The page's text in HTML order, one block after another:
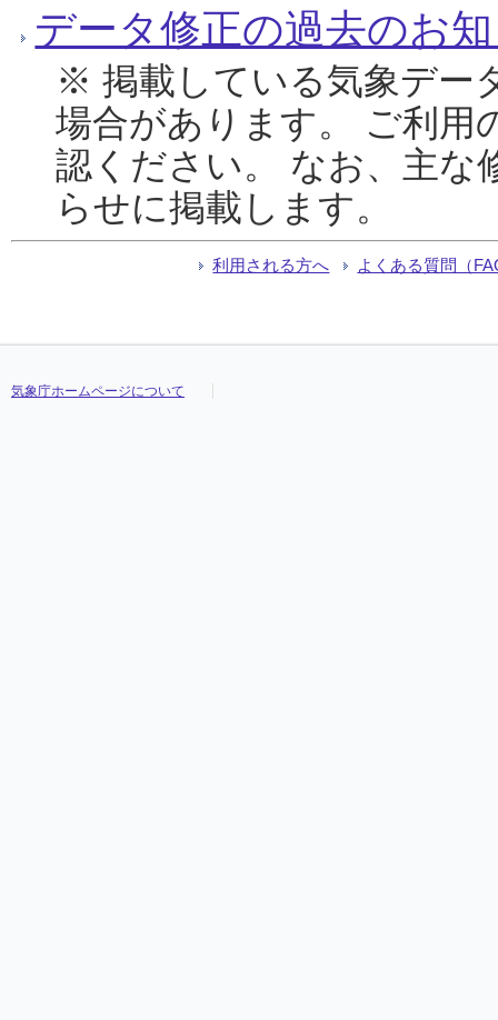
データ修正の過去のお
※ 掲載している気象デー
場合があります。 ご利用
認ください。 なお、主な
らせに掲載します。
利用される方へ よくある質問（
気象庁ホームページについて